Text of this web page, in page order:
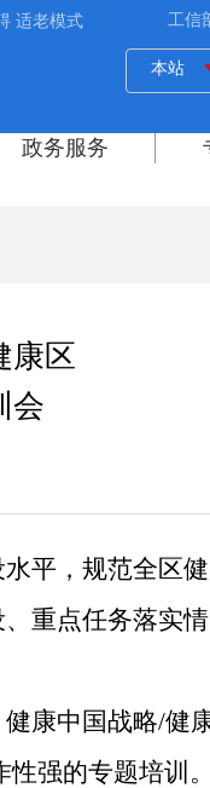
适老模式
康区
会
平，规范全区健
重点任务落实
康中国战略/健
强的专题培训。